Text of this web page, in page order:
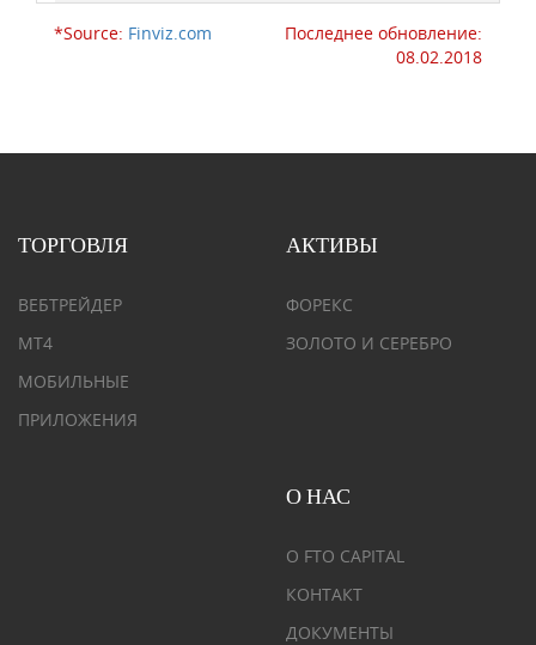
*Source: Finviz.com
Последнее обновление:
08.02.2018
ТОРГОВЛЯ
ВЕБТРЕЙДЕР
MT4
МОБИЛЬНЫЕ
ПРИЛОЖЕНИЯ
АКТИВЫ
ФОРЕКС
ЗОЛОТО И СЕРЕБРО
О НАС
О FTO CAPITAL
КОНТАКТ
ДОКУМЕНТЫ